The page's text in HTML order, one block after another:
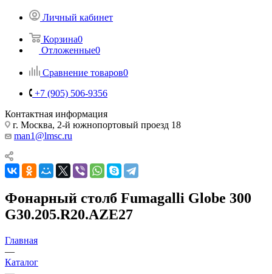
Личный кабинет
Корзина0
Отложенные0
Сравнение товаров0
+7 (905) 506-9356
Контактная информация
г. Москва, 2-й южнопортовый проезд 18
man1@lmsc.ru
Фонарный столб Fumagalli Globe 300
G30.205.R20.AZE27
Главная
—
Каталог